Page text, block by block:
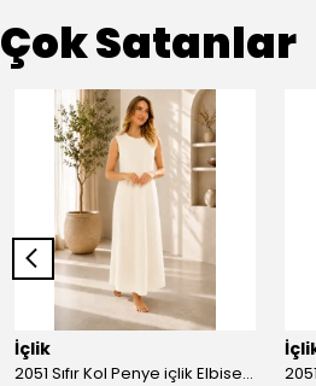
Çok Satanlar
İçlik
2051 Sıfır Kol Penye içlik Elbise - Ekru